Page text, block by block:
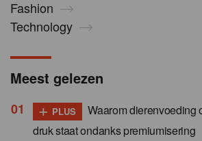
Fashion
Technology
Meest gelezen
+ PLUS
Waarom dierenvoeding
druk staat ondanks premiumisering